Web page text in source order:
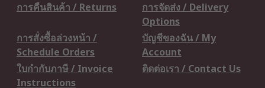
การคืนสินค้า / Returns
การจัดส่ง / Delivery
Options
การสั่งซื้อล่วงหน้า /
Schedule Orders
บัญชีของฉัน / My
Account
ใบกำกับภาษี / Invoice
Instructions
ติดต่อเรา / Contact Us